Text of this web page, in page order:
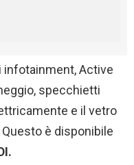
infotainment, Active
specchietti
e il vetro
è disponibile